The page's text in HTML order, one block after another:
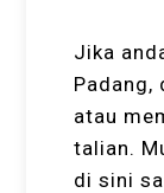
Jika
Padang,
atau
talian.
di sini